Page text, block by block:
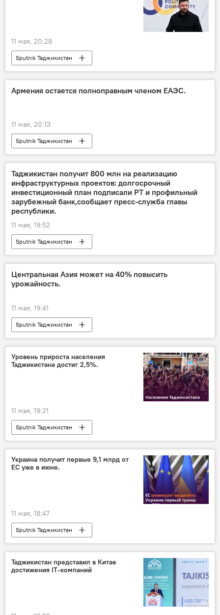
11 мая, 20:28
Sputnik Таджикистан
Армения остается полноправным членом ЕАЭС.
11 мая, 20:13
Sputnik Таджикистан
Таджикистан получит 800 млн на реализацию
инфраструктурных проектов: долгосрочный
инвестиционный план подписали РТ и профильный
зарубежный банк,сообщает пресс-служба главы
республики.
11 мая, 19:52
Sputnik Таджикистан
Центральная Азия может на 40% повысить
урожайность.
11 мая, 19:41
Sputnik Таджикистан
Уровень прироста населения
Таджикистана достиг 2,5%.
11 мая, 19:21
Sputnik Таджикистан
Украина получит первые 9,1 млрд от
ЕС уже в июне.
11 мая, 18:47
Sputnik Таджикистан
Таджикистан представил в Китае
достижения IT-компаний